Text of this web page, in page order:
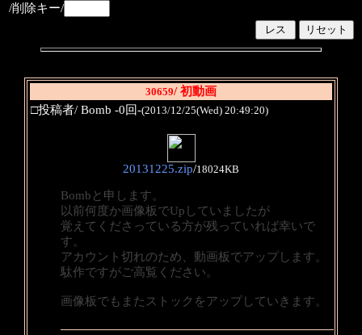
/削除キー/
30659/ 初動画
□投稿者/ Bomb -0回-(2013/12/25(Wed) 20:49:20)
20131225.zip/18024KB
Bombと申します。
以前何度か画像板でUpしていましたが
覚えてくださっている方が残っていれば幸いで
す。
アカウント切れのため、動画板でアップします。
駄作ですがご高覧ください。
画像板でもまたストックをアップしていきます。